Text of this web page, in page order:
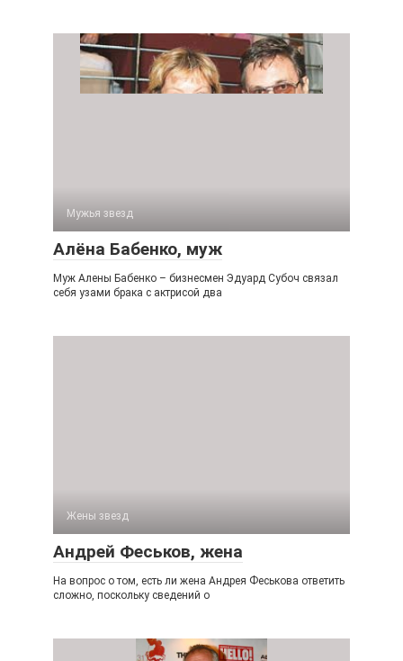
Мужья звезд
Алёна Бабенко, муж
Муж Алены Бабенко – бизнесмен Эдуард Субоч связал
себя узами брака с актрисой два
Жены звезд
Андрей Феськов, жена
На вопрос о том, есть ли жена Андрея Феськова ответить
сложно, поскольку сведений о